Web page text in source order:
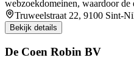
webzoekdomeinen, waardoor
Truweelstraat 22, 9100 Sint-
Bekijk details
De Coen Robin BV